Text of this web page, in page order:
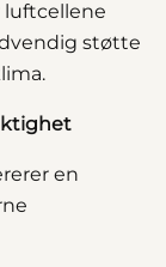
støtte
en